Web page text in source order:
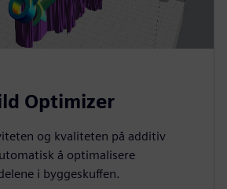
Optimizer
og kvaliteten på additiv
å optimalisere
i byggeskuffen.